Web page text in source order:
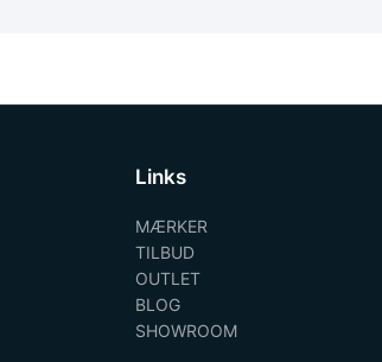
Links
MÆRKER
TILBUD
OUTLET
BLOG
SHOWROOM